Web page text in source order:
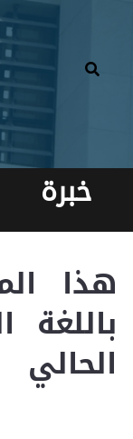
خبرة
هذا
الحالي